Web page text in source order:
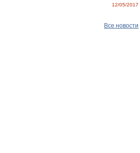
12/05/2017
Все новости